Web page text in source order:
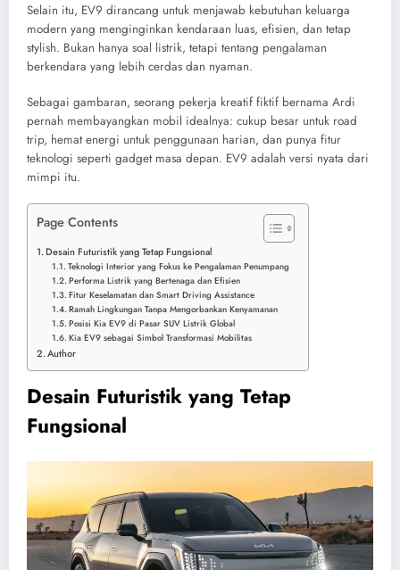
Selain itu, EV9 dirancang untuk menjawab kebutuhan keluarga
modern yang menginginkan kendaraan luas, efisien, dan tetap
stylish. Bukan hanya soal listrik, tetapi tentang pengalaman
berkendara yang lebih cerdas dan nyaman.
Sebagai gambaran, seorang pekerja kreatif fiktif bernama Ardi
pernah membayangkan mobil idealnya: cukup besar untuk road
trip, hemat energi untuk penggunaan harian, dan punya fitur
teknologi seperti gadget masa depan. EV9 adalah versi nyata dari
mimpi itu.
Page Contents
Desain Futuristik yang Tetap Fungsional
Teknologi Interior yang Fokus ke Pengalaman Penumpang
Performa Listrik yang Bertenaga dan Efisien
Fitur Keselamatan dan Smart Driving Assistance
Ramah Lingkungan Tanpa Mengorbankan Kenyamanan
Posisi Kia EV9 di Pasar SUV Listrik Global
Kia EV9 sebagai Simbol Transformasi Mobilitas
Author
Desain Futuristik yang Tetap
Fungsional